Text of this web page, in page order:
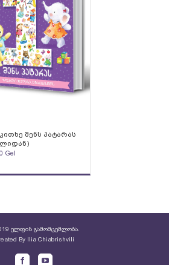
შენს პატარას
Gel
ელფის გამომცემლობა.
By
Ilia Chiabrishvili
FacebookYoutube